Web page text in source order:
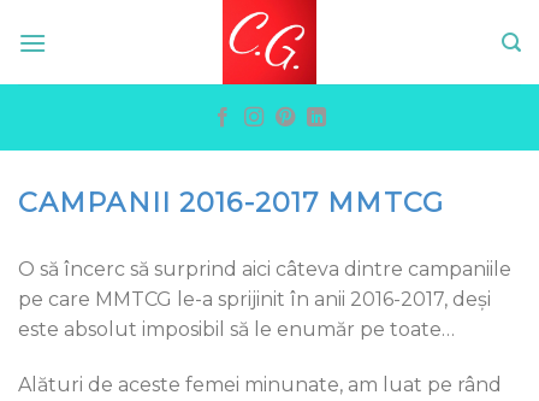
CAMPANII 2016-2017 MMTCG
O să încerc să surprind aici câteva dintre campaniile
pe care MMTCG le-a sprijinit în anii 2016-2017, deşi
este absolut imposibil să le enumăr pe toate…
Alături de aceste femei minunate, am luat pe rând